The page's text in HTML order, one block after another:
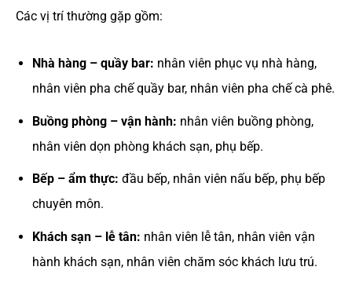
Các vị trí thường gặp gồm:
Nhà hàng – quầy bar: nhân viên phục vụ nhà hàng,
nhân viên pha chế quầy bar, nhân viên pha chế cà phê.
Buồng phòng – vận hành: nhân viên buồng phòng,
nhân viên dọn phòng khách sạn, phụ bếp.
Bếp – ẩm thực: đầu bếp, nhân viên nấu bếp, phụ bếp
chuyên môn.
Khách sạn – lễ tân: nhân viên lễ tân, nhân viên vận
hành khách sạn, nhân viên chăm sóc khách lưu trú.